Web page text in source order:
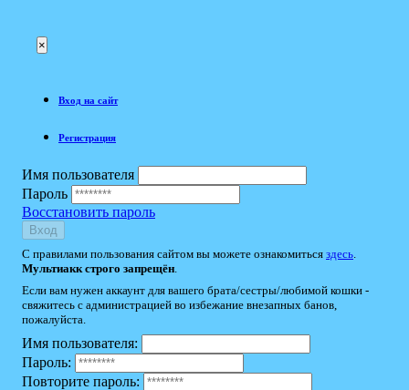
×
Вход на сайт
Регистрация
Имя пользователя
Пароль
Восстановить пароль
Вход
С правилами пользования сайтом вы можете ознакомиться здесь
Мультиакк строго запрещён
Если вам нужен аккаунт для вашего брата/сестры/любимой кошки -
свяжитесь с администрацией во избежание внезапных банов,
пожалуйста.
Имя пользователя:
Пароль:
Повторите пароль: